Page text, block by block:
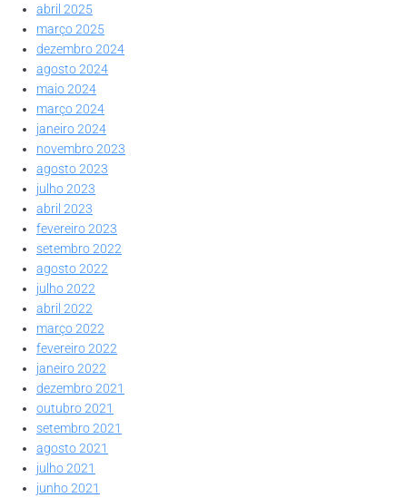
abril 2025
março 2025
dezembro 2024
agosto 2024
maio 2024
março 2024
janeiro 2024
novembro 2023
agosto 2023
julho 2023
abril 2023
fevereiro 2023
setembro 2022
agosto 2022
julho 2022
abril 2022
março 2022
fevereiro 2022
janeiro 2022
dezembro 2021
outubro 2021
setembro 2021
agosto 2021
julho 2021
junho 2021